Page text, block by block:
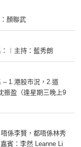
顏聯武
︱主持：藍秀朗
– 1.港股市況，2.道
振盈（逢星期三晚上9
唔係李賢，都唔係林秀
賓：李然 Leanne Li